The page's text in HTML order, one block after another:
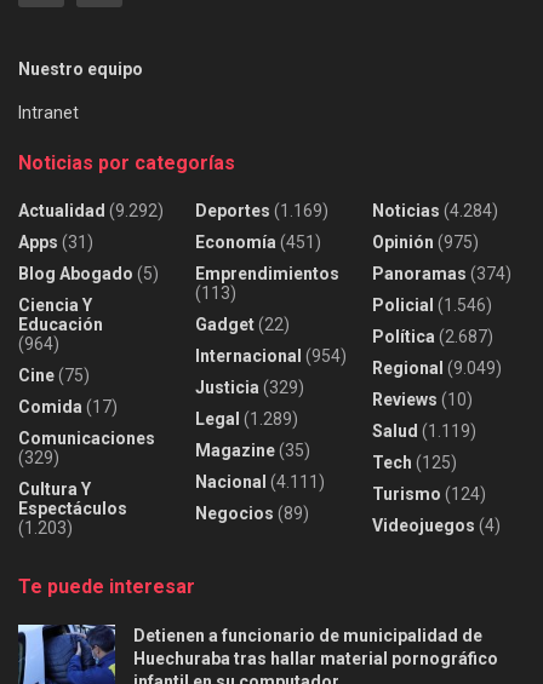
Nuestro equipo
Intranet
Noticias por categorías
Actualidad (9.292)
Apps (31)
Blog Abogado (5)
Ciencia Y
Educación
(964)
Cine(75)
Comida (17)
Comunicaciones
(329)
Cultura Y
Espectáculos
(1.203)
Deportes (1.169)
Economía (451)
Emprendimientos
(113)
Gadget(22)
Internacional (954)
Justicia (329)
Legal (1.289)
Magazine(35)
Nacional (4.111)
Negocios (89)
Noticias (4.284)
Opinión (975)
Panoramas (374)
Policial (1.546)
Política (2.687)
Regional (9.049)
Reviews (10)
Salud (1.119)
Tech (125)
Turismo (124)
Videojuegos (4)
Te puede interesar
Detienen a funcionario de municipalidad de
Huechuraba tras hallar material pornográfico